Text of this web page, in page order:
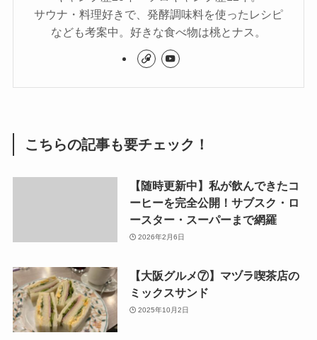
サウナ・料理好きで、発酵調味料を使ったレシピ
なども考案中。好きな食べ物は桃とナス。
こちらの記事も要チェック！
【随時更新中】私が飲んできたコ
ーヒーを完全公開！サブスク・ロ
ースター・スーパーまで網羅
2026年2月6日
【大阪グルメ⑦】マヅラ喫茶店の
ミックスサンド
2025年10月2日